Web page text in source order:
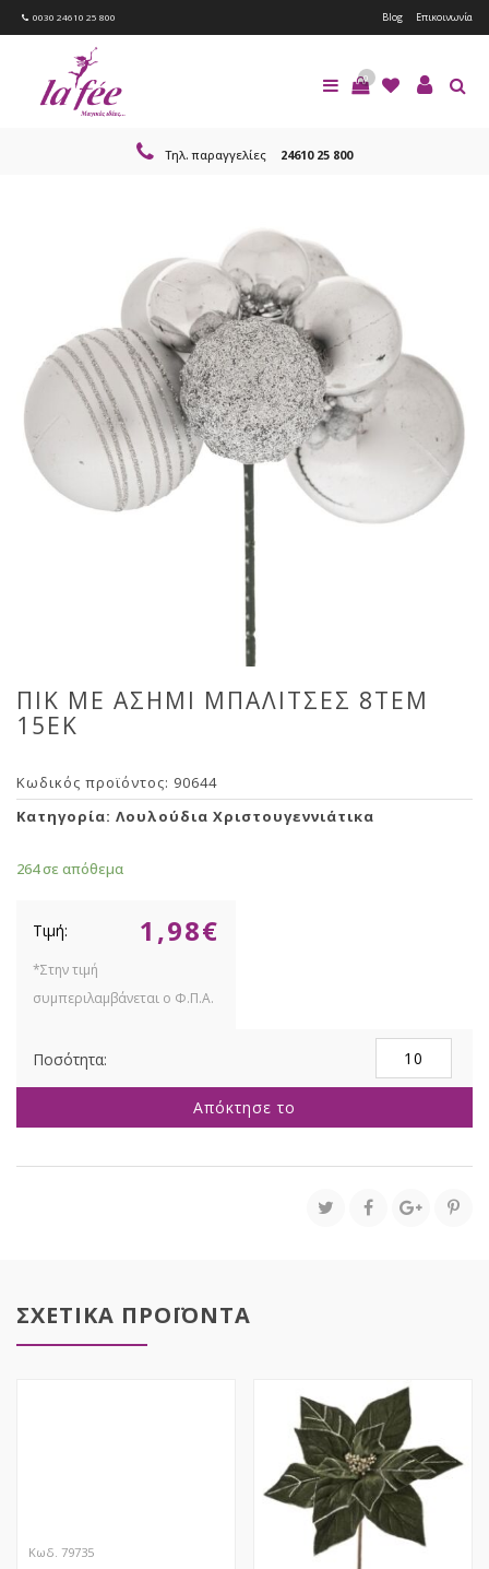
0030 24610 25 800 Blog Επικοινωνία
0
Τηλ. παραγγελίες 24610 25 800
ΠΙΚ ΜΕ ΑΣΗΜΙ ΜΠΑΛΙΤΣΕΣ 8ΤΕΜ
15EK
Κωδικός προϊόντος: 90644
Κατηγορία: Λουλούδια Χριστουγεννιάτικα
264 σε απόθεμα
1,98€
ΑΣΗΜΙ
8ΤΕΜ
Απόκτησε το
ΣΧΕΤΙΚΑ ΠΡΟΪΟΝΤΑ
Κωδ. 79735